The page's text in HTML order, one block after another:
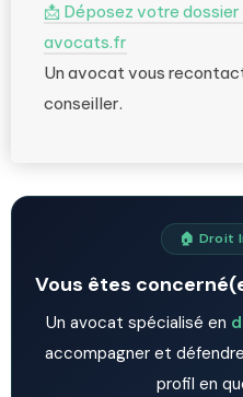
📩 Déposez votre
avocats.fr
Un avocat vous
conseiller.
🏠 Droit
Vous êtes
Un avocat spécialisé en
accompagner et
profil en